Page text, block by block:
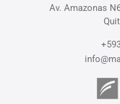
Av. Amazonas